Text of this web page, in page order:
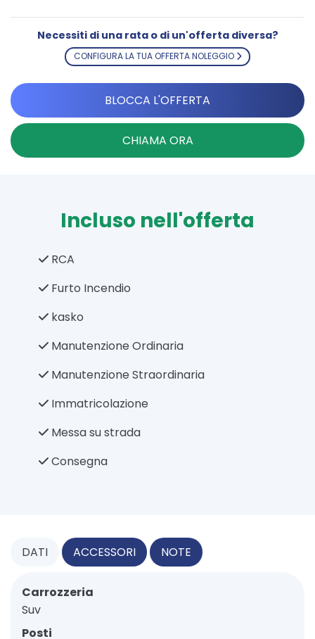
Necessiti di una rata o di un'offerta diversa?
CONFIGURA LA TUA OFFERTA NOLEGGIO
BLOCCA L'OFFERTA
CHIAMA ORA
Incluso nell'offerta
RCA
Furto Incendio
kasko
Manutenzione Ordinaria
Manutenzione Straordinaria
Immatricolazione
Messa su strada
Consegna
DATI ACCESSORI NOTE
Carrozzeria
Suv
Posti